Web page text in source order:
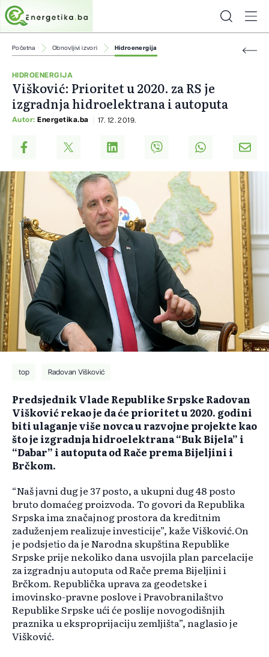
Početna Obnovljivi izvori Hidroenergija
HIDROENERGIJA
Višković: Prioritet u 2020. za RS je
izgradnja hidroelektrana i autoputa
Autor: Energetika.ba 17. 12. 2019.
top Radovan Višković
Predsjednik Vlade Republike Srpske Radovan
Višković rekao je da će prioritet u 2020. godini
biti ulaganje više novca u razvojne projekte kao
što je izgradnja hidroelektrana “Buk Bijela” i
“Dabar” i autoputa od Rače prema Bijeljini i
Brčkom.
“Naš javni dug je 37 posto, a ukupni dug 48 posto
bruto domaćeg proizvoda. To govori da Republika
Srpska ima značajnog prostora da kreditnim
zaduženjem realizuje investicije”, kaže Višković.On
je podsjetio da je Narodna skupština Republike
Srpske prije nekoliko dana usvojila plan parcelacije
za izgradnju autoputa od Rače prema Bijeljini i
Brčkom. Republička uprava za geodetske i
imovinsko-pravne poslove i Pravobranilaštvo
Republike Srpske ući će poslije novogodišnjih
praznika u eksproprijaciju zemljišta”, naglasio je
Višković.